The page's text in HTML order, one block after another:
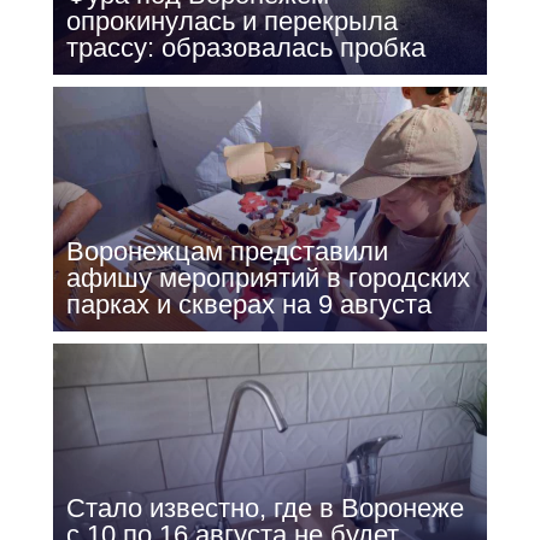
опрокинулась и перекрыла
трассу: образовалась пробка
Воронежцам представили
афишу мероприятий в городских
парках и скверах на 9 августа
Стало известно, где в Воронеже